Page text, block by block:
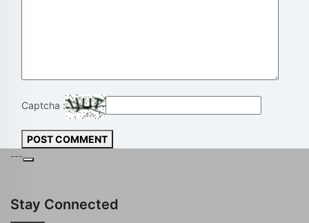
Captcha :
POST COMMENT
---
Stay Connected